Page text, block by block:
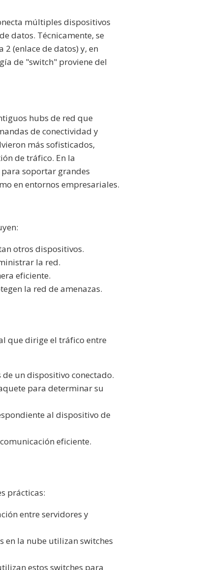
múltiples dispositivos
datos. Técnicamente, se
(enlace de datos) y, en
de "switch" proviene del
hubs de red que
de conectividad y
más sofisticados,
de tráfico. En la
soportar grandes
en entornos empresariales.
otros dispositivos.
la red.
eficiente.
la red de amenazas.
que dirige el tráfico entre
un dispositivo conectado.
para determinar su
al dispositivo de
eficiente.
prácticas:
entre servidores y
en la nube utilizan switches
estos switches para